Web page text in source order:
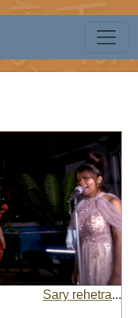
Sary rehetra...